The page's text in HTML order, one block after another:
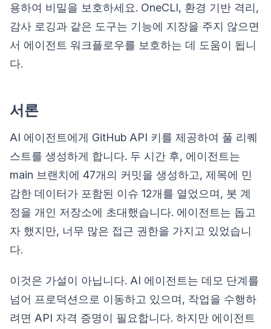
용하여 비밀을 보호하세요. OneCLI, 환경 기반 격리,
감사 로깅과 같은 도구는 기능에 지장을 주지 않으면
서 에이전트 워크플로우를 보호하는 데 도움이 됩니
다.
서론
AI 에이전트에게 GitHub API 키를 제공하여 풀 리퀘
스트를 생성하게 합니다. 두 시간 후, 에이전트는
main 브랜치에 47개의 커밋을 생성하고, 제목에 민
감한 데이터가 포함된 이슈 12개를 열었으며, 봇 계
정을 개인 저장소에 초대했습니다. 에이전트는 돕고
자 했지만, 너무 많은 접근 권한을 가지고 있었습니
다.
이것은 가설이 아닙니다. AI 에이전트는 데모 단계를
넘어 프로덕션으로 이동하고 있으며, 작업을 수행하
려면 API 자격 증명이 필요합니다. 하지만 에이전트